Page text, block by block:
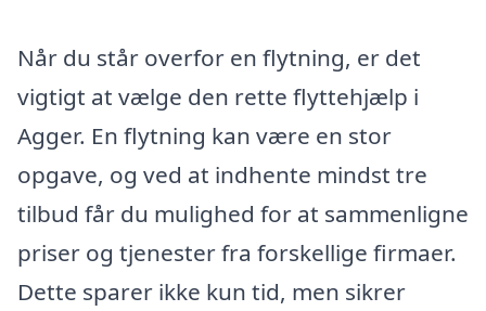
Når du står overfor en flytning, er det
vigtigt at vælge den rette flyttehjælp i
Agger. En flytning kan være en stor
opgave, og ved at indhente mindst tre
tilbud får du mulighed for at sammenligne
priser og tjenester fra forskellige firmaer.
Dette sparer ikke kun tid, men sikrer